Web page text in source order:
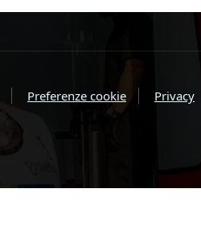
Preferenze cookie Privacy